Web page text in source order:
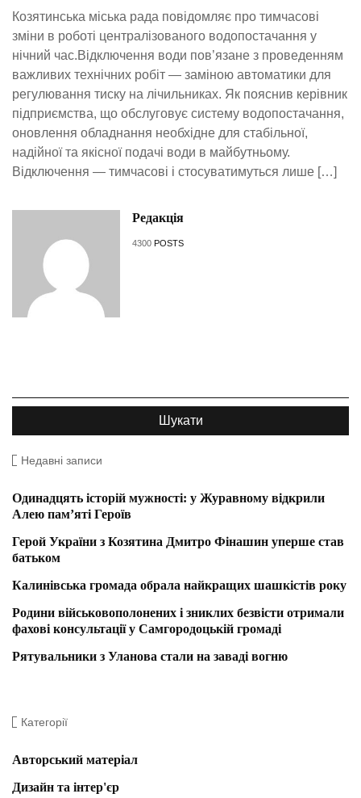
Козятинська міська рада повідомляє про тимчасові
зміни в роботі централізованого водопостачання у
нічний час.Відключення води пов’язане з проведенням
важливих технічних робіт — заміною автоматики для
регулювання тиску на лічильниках. Як пояснив керівник
підприємства, що обслуговує систему водопостачання,
оновлення обладнання необхідне для стабільної,
надійної та якісної подачі води в майбутньому.
Відключення — тимчасові і стосуватимуться лише […]
Редакція
4300 POSTS
Недавні записи
Одинадцять історій мужності: у Журавному відкрили
Алею пам’яті Героїв
Герой України з Козятина Дмитро Фінашин уперше став
батьком
Калинівська громада обрала найкращих шашкістів року
Родини військовополонених і зниклих безвісти отримали
фахові консультації у Самгородоцькій громаді
Рятувальники з Уланова стали на заваді вогню
Категорії
Авторський матеріал
Дизайн та інтер'єр